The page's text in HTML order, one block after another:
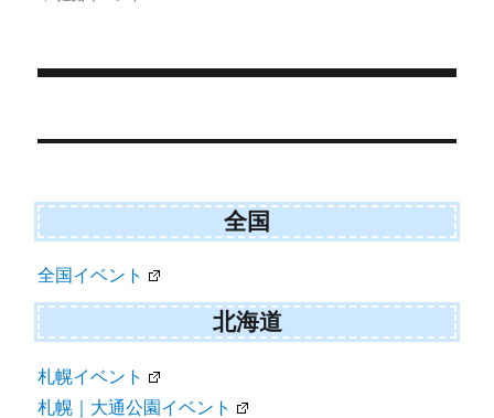
r
稿
ビ
ゲ
ー
シ
ョ
ン
全国
全国イベント
北海道
札幌イベント
札幌｜大通公園イベント